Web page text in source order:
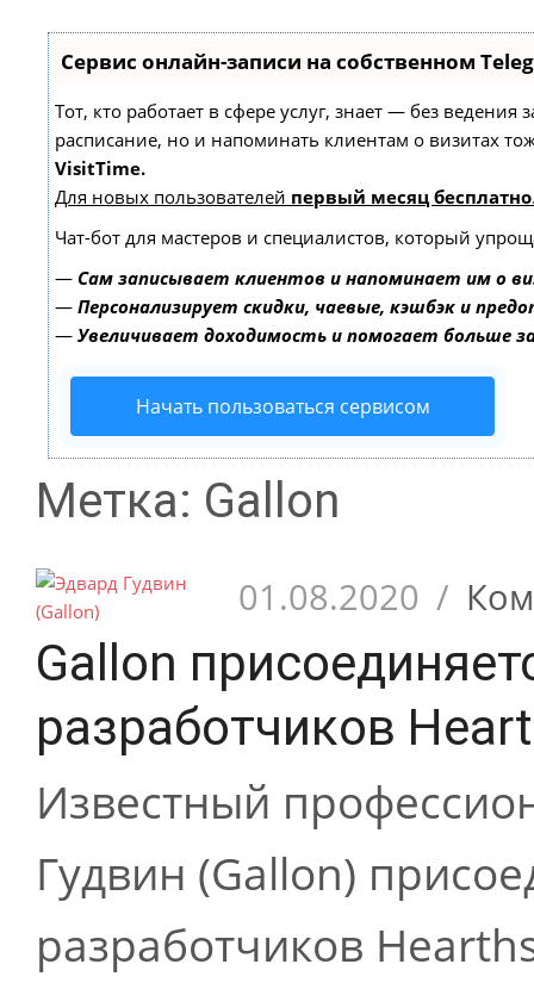
Сервис онлайн-записи на собственном
Тот, кто работает в сфере услуг, знает — без
расписание, но и напоминать клиентам о визитах
VisitTime.
Для новых пользователей первый месяц бесплатно
Чат-бот для мастеров и специалистов, который
— Сам записывает клиентов и напоминает им о
— Персонализирует скидки, чаевые, кэшбэк и
— Увеличивает доходимость и помогает больше
Начать пользоваться сервисом
Метка: Gallon
01.08.2020 /
Gallon
разработчиков
Известный
Гудвин (Gallon)
разработчиков